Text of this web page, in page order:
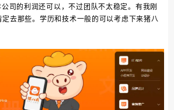
司的利润还可以，不过团队不太稳定。有我刚
去那些。学历和技术一般的可以考虑下来猪八